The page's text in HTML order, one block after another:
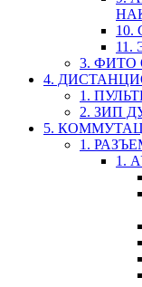
3. ФИТО
4.
1.
2. ЗИП
5.
1.
1.